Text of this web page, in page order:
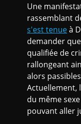
Une
rassemblant
s'est tenueà
demander
qualifiée de
rallongeant
alors
Actuellement,
du même
pouvant aller